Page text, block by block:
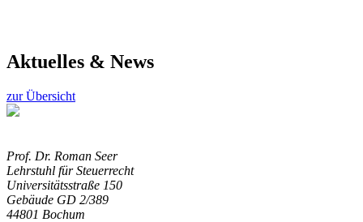
Aktuelles & News
zur Übersicht
Prof. Dr. Roman Seer
Lehrstuhl für Steuerrecht
Universitätsstraße 150
Gebäude GD 2/389
44801 Bochum